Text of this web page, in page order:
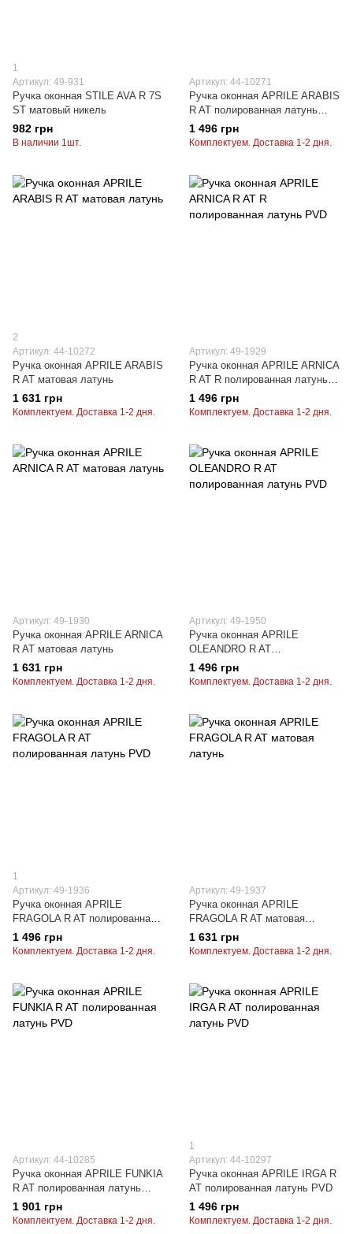
1
Артикул: 49-931
Ручка оконная STILE AVA R 7S
ST матовый никель
982 грн
В наличии 1шт.
Артикул: 44-10271
Ручка оконная APRILE ARABIS
R AT полированная латунь
PVD
1 496 грн
Комплектуем. Доставка 1-2 дня.
2
Артикул: 44-10272
Ручка оконная APRILE ARABIS
R AT матовая латунь
1 631 грн
Комплектуем. Доставка 1-2 дня.
Артикул: 49-1929
Ручка оконная APRILE ARNICA
R AT R полированная латунь
PVD
1 496 грн
Комплектуем. Доставка 1-2 дня.
Артикул: 49-1930
Ручка оконная APRILE ARNICA
R AT матовая латунь
1 631 грн
Комплектуем. Доставка 1-2 дня.
Артикул: 49-1950
Ручка оконная APRILE
OLEANDRO R AT
полированная латунь PVD
1 496 грн
Комплектуем. Доставка 1-2 дня.
1
Артикул: 49-1936
Ручка оконная APRILE
FRAGOLA R AT полированная
латунь PVD
1 496 грн
Комплектуем. Доставка 1-2 дня.
Артикул: 49-1937
Ручка оконная APRILE
FRAGOLA R AT матовая
латунь
1 631 грн
Комплектуем. Доставка 1-2 дня.
Артикул: 44-10285
Ручка оконная APRILE FUNKIA
R AT полированная латунь
PVD
1 901 грн
Комплектуем. Доставка 1-2 дня.
1
Артикул: 44-10297
Ручка оконная APRILE IRGA R
AT полированная латунь PVD
1 496 грн
Комплектуем. Доставка 1-2 дня.